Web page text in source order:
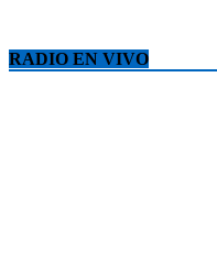
RADIO EN VIVO